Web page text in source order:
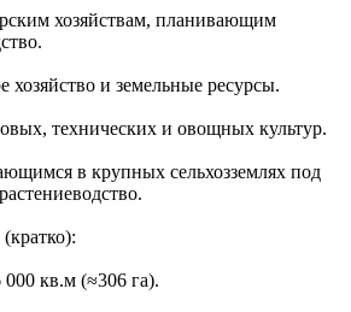
хозяйствам, планивающим
хозяйство и земельные ресурсы.
технических и овощных культур.
в крупных сельхозземлях под
кв.м (≈306 га).